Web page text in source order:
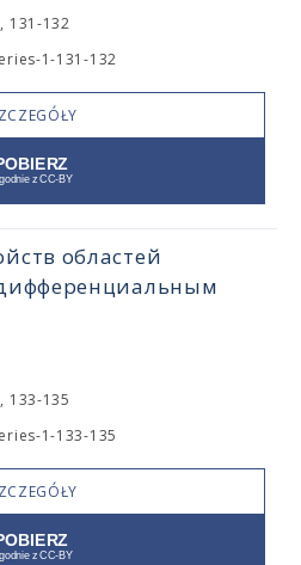
131-132
1-131-132
областей
133-135
1-133-135